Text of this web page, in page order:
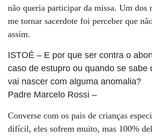
não queria participar da missa. Um dos
me tornar sacerdote foi perceber que
assim.
ISTOÉ – E por que ser contra o
caso de estupro ou quando se sabe
vai nascer com alguma anomalia?
Padre Marcelo Rossi –
Converse com os pais de crianças
difícil, eles sofrem muito, mas 100%